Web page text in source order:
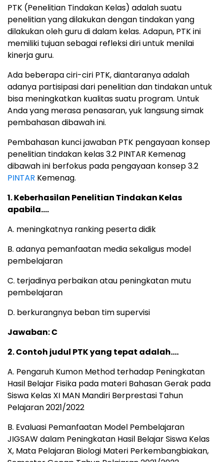
PTK (Penelitian Tindakan Kelas) adalah suatu
penelitian yang dilakukan dengan tindakan yang
dilakukan oleh guru di dalam kelas. Adapun, PTK ini
memiliki tujuan sebagai refleksi diri untuk menilai
kinerja guru.
Ada beberapa ciri-ciri PTK, diantaranya adalah
adanya partisipasi dari penelitian dan tindakan untuk
bisa meningkatkan kualitas suatu program. Untuk
Anda yang merasa penasaran, yuk langsung simak
pembahasan dibawah ini.
Pembahasan kunci jawaban PTK pengayaan konsep
penelitian tindakan kelas 3.2 PINTAR Kemenag
dibawah ini berfokus pada pengayaan konsep 3.2
PINTAR Kemenag.
1. Keberhasilan Penelitian Tindakan Kelas
apabila….
A. meningkatnya ranking peserta didik
B. adanya pemanfaatan media sekaligus model
pembelajaran
C. terjadinya perbaikan atau peningkatan mutu
pembelajaran
D. berkurangnya beban tim supervisi
Jawaban: C
2. Contoh judul PTK yang tepat adalah….
A. Pengaruh Kumon Method terhadap Peningkatan
Hasil Belajar Fisika pada materi Bahasan Gerak pada
Siswa Kelas XI MAN Mandiri Berprestasi Tahun
Pelajaran 2021/2022
B. Evaluasi Pemanfaatan Model Pembelajaran
JIGSAW dalam Peningkatan Hasil Belajar Siswa Kelas
X, Mata Pelajaran Biologi Materi Perkembangbiakan,